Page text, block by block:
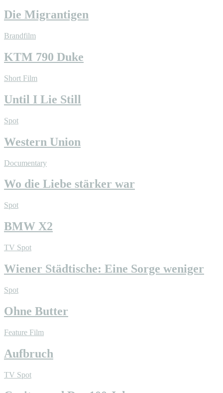
Die Migrantigen
Brandfilm
KTM 790 Duke
Short Film
Until I Lie Still
Spot
Western Union
Documentary
Wo die Liebe stärker war
Spot
BMW X2
TV Spot
Wiener Städtische: Eine Sorge weniger
Spot
Ohne Butter
Feature Film
Aufbruch
TV Spot